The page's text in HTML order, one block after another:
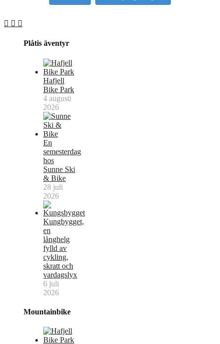
Plåtis äventyr
Hafjell
Bike Park
4 augusti
2026
En
semesterdag
hos
Sunne Ski
& Bike
28 juli
2026
Kungbygget,
en
långhelg
fylld av
cykling,
skratt och
vardagslyx
6 juli
2026
Mountainbike